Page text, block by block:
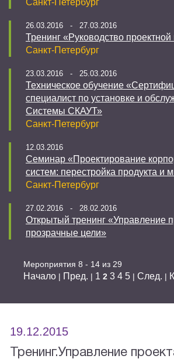
Санкт-Петербург
26.03.2016 - 27.03.2016
Тренинг «Руководство
Санкт-Петербург
23.03.2016 - 25.03.2016
Техническое обучение
специалист по установке и
Системы СКАУТ»
Санкт-Петербург
12.03.2016
Семинар «Проектирование
систем: перестройка продукта и
Санкт-Петербург
27.02.2016 - 28.02.2016
Открытый тренинг «Управление
прозрачные цели»
Мероприятия 8 - 14 из 29
Начало | Пред. | 1 2 3 4 5 | След. |
19.12.2015
Тренинг.Управление